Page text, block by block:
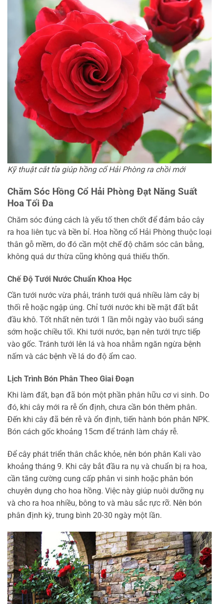
Kỹ thuật cắt tỉa giúp hồng cổ Hải Phòng ra chồi mới
Chăm Sóc Hồng Cổ Hải Phòng Đạt Năng Suất
Hoa Tối Đa
Chăm sóc đúng cách là yếu tố then chốt để đảm bảo cây
ra hoa liên tục và bền bỉ. Hoa hồng cổ Hải Phòng thuộc loại
thân gỗ mềm, do đó cần một chế độ chăm sóc cân bằng,
không quá dư thừa cũng không quá thiếu thốn.
Chế Độ Tưới Nước Chuẩn Khoa Học
Cần tưới nước vừa phải, tránh tưới quá nhiều làm cây bị
thối rễ hoặc ngập úng. Chỉ tưới nước khi bề mặt đất bắt
đầu khô. Tốt nhất nên tưới 1 lần mỗi ngày vào buổi sáng
sớm hoặc chiều tối. Khi tưới nước, bạn nên tưới trực tiếp
vào gốc. Tránh tưới lên lá và hoa nhằm ngăn ngừa bệnh
nấm và các bệnh về lá do độ ẩm cao.
Lịch Trình Bón Phân Theo Giai Đoạn
Khi làm đất, bạn đã bón một phần phân hữu cơ vi sinh. Do
đó, khi cây mới ra rễ ổn định, chưa cần bón thêm phân.
Đến khi cây đã bén rễ và ổn định, tiến hành bón phân NPK.
Bón cách gốc khoảng 15cm để tránh làm cháy rễ.
Để cây phát triển thân chắc khỏe, nên bón phân Kali vào
khoảng tháng 9. Khi cây bắt đầu ra nụ và chuẩn bị ra hoa,
cần tăng cường cung cấp phân vi sinh hoặc phân bón
chuyên dụng cho hoa hồng. Việc này giúp nuôi dưỡng nụ
và cho ra hoa nhiều, bông to và màu sắc rực rỡ. Nên bón
phân định kỳ, trung bình 20-30 ngày một lần.